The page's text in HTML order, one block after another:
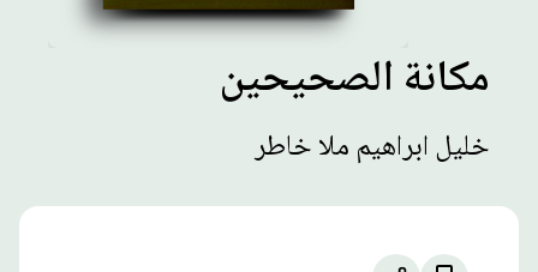
مكانة الصحيحين
مكانة الصحيحين
خليل ابراهيم ملا خاطر